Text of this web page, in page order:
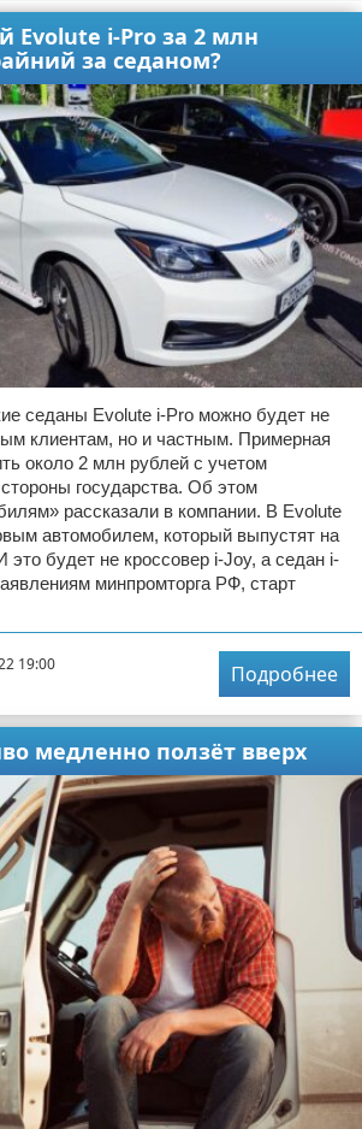
Evolute i-Pro за 2 млн
за седаном?
седаны Evolute i-Pro можно будет не
клиентам, но и частным. Примерная
около 2 млн рублей с учетом
государства. Об этом
рассказали в компании. В Evolute
автомобилем, который выпустят на
это будет не кроссовер i-Joy, а седан i-
минпромторга РФ, старт
19:00
Подробнее
медленно ползёт вверх